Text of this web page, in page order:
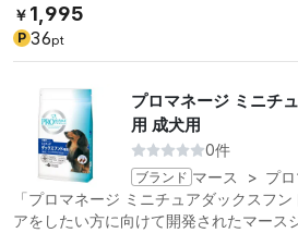
パンの総合栄養食です。
￥ 1,995
P 36pt
プロマネージ ミニチ
用 成犬用
0件
ブランド マース > プ
「プロマネージ ミニチュアダックスフ
アをしたい方に向けて開発されたマース